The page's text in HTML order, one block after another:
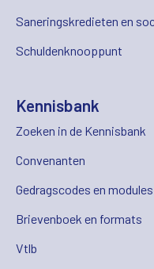
Saneringskredieten en
Schuldenknooppunt
Kennisbank
Zoeken in de Kennisbank
Convenanten
Gedragscodes en modules
Brievenboek en formats
Vtlb